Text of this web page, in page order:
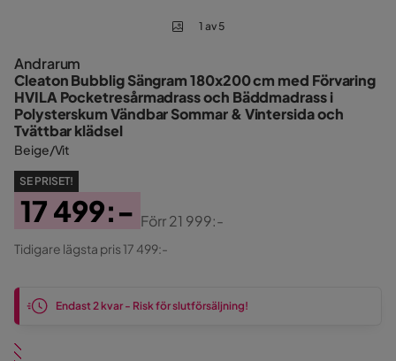
1 av 5
Andrarum
Cleaton Bubblig Sängram 180x200 cm med Förvaring
HVILA Pocketresårmadrass och Bäddmadrass i
Polysterskum Vändbar Sommar & Vintersida och
Tvättbar klädsel
Beige/Vit
SE PRISET!
Pris
17 499:-
Original
Pris
Förr21 999:-
Tidigare lägsta pris 17 499:-
Endast 2 kvar - Risk för slutförsäljning!